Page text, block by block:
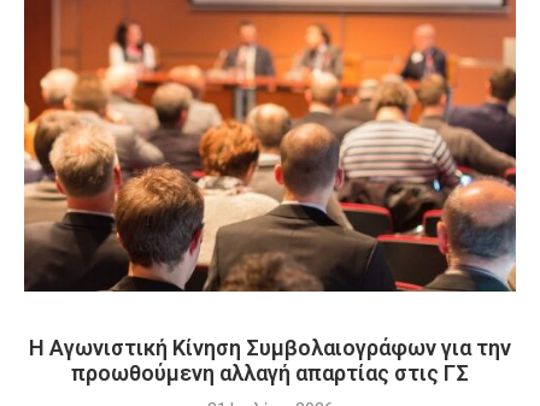
Η Αγωνιστική Κίνηση Συμβολαιογράφων για την
προωθούμενη αλλαγή απαρτίας στις ΓΣ